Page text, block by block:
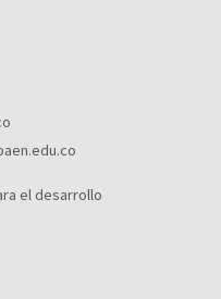
el desarrollo